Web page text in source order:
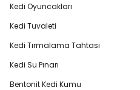
Kedi Oyuncakları
Kedi Tuvaleti
Kedi Tırmalama Tahtası
Kedi Su Pınarı
Bentonit Kedi Kumu